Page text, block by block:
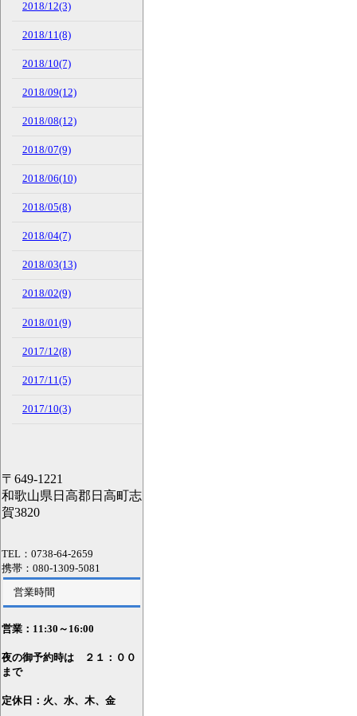
2018/12(3)
2018/11(8)
2018/10(7)
2018/09(12)
2018/08(12)
2018/07(9)
2018/06(10)
2018/05(8)
2018/04(7)
2018/03(13)
2018/02(9)
2018/01(9)
2017/12(8)
2017/11(5)
2017/10(3)
〒649-1221
和歌山県日高郡日高町志
賀3820
TEL：0738-64-2659
携帯：080-1309-5081
営業時間
営業：11:30～16:00
夜の御予約時は ２１：００
まで
定休日：火、水、木、金